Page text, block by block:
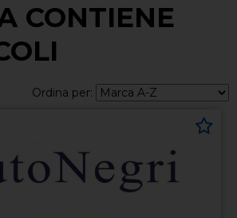
CONTIENE
Ordina per: